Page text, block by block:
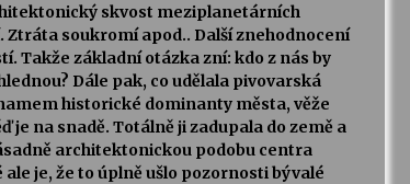
skvost meziplanetárních
Ztráta soukromí apod.. Další znehodnocení
Takže základní otázka zní: kdo z nás by
Dále pak, co udělala pivovarská
historické dominanty města, věže
je na snadě. Totálně ji zadupala do země a
architektonickou podobu centra
ale je, že to úplně ušlo pozornosti bývalé